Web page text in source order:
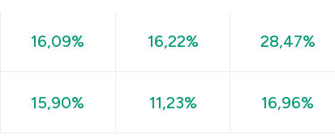
16,09% 16,22% 28,47%
15,90% 11,23% 16,96%